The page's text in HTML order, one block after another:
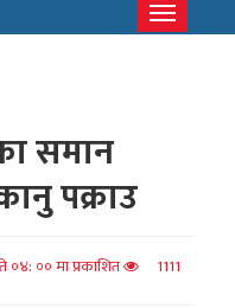
Toggle
समान
पक्राउ
०० मा प्रकाशित
1111